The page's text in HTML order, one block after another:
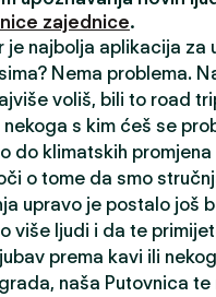
zajednice.
je najbolja aplikacija za
Nema problema.
voliš, bili to road
nekoga s kim ćeš se
do klimatskih
o tome da smo
upravo je postalo još
više ljudi i da te
prema kavi ili
naša Putovnica